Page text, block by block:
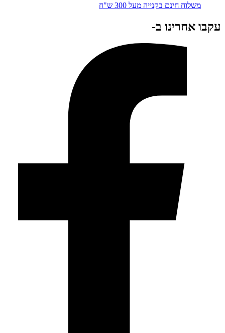
משלוח חינם בקנייה מעל 300 ש"ח
עקבו אחרינו ב-